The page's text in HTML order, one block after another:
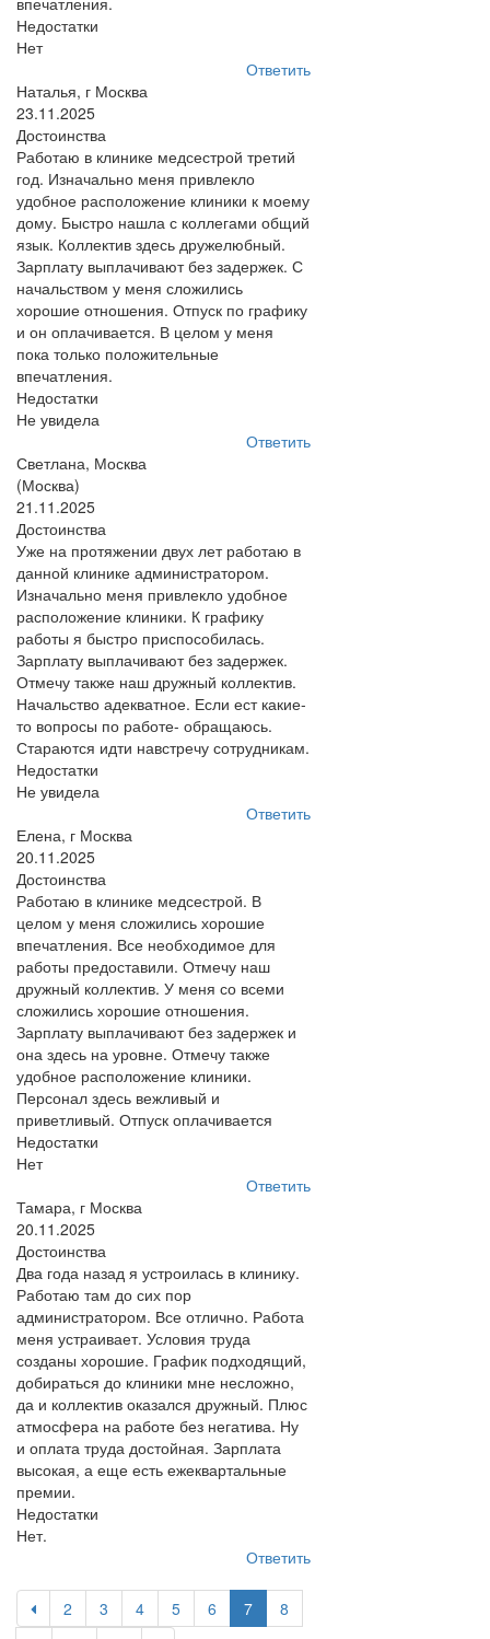
Недостатки
Нет
Ответить
Наталья, г Москва
23.11.2025
Достоинства
Работаю в клинике медсестрой третий
год. Изначально меня привлекло
удобное расположение клиники к моему
дому. Быстро нашла с коллегами общий
язык. Коллектив здесь дружелюбный.
Зарплату выплачивают без задержек. С
начальством у меня сложились
хорошие отношения. Отпуск по графику
и он оплачивается. В целом у меня
пока только положительные
впечатления.
Недостатки
Не увидела
Ответить
Светлана, Москва
(Москва)
21.11.2025
Достоинства
Уже на протяжении двух лет работаю в
данной клинике администратором.
Изначально меня привлекло удобное
расположение клиники. К графику
работы я быстро приспособилась.
Зарплату выплачивают без задержек.
Отмечу также наш дружный коллектив.
Начальство адекватное. Если ест какие-
то вопросы по работе- обращаюсь.
Стараются идти навстречу сотрудникам.
Недостатки
Не увидела
Ответить
Елена, г Москва
20.11.2025
Достоинства
Работаю в клинике медсестрой. В
целом у меня сложились хорошие
впечатления. Все необходимое для
работы предоставили. Отмечу наш
дружный коллектив. У меня со всеми
сложились хорошие отношения.
Зарплату выплачивают без задержек и
она здесь на уровне. Отмечу также
удобное расположение клиники.
Персонал здесь вежливый и
приветливый. Отпуск оплачивается
Недостатки
Нет
Ответить
Тамара, г Москва
20.11.2025
Достоинства
Два года назад я устроилась в клинику.
Работаю там до сих пор
администратором. Все отлично. Работа
меня устраивает. Условия труда
созданы хорошие. График подходящий,
добираться до клиники мне несложно,
да и коллектив оказался дружный. Плюс
атмосфера на работе без негатива. Ну
и оплата труда достойная. Зарплата
высокая, а еще есть ежеквартальные
премии.
Недостатки
Нет.
Ответить
2 3 4 5 6 7
8